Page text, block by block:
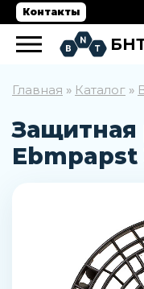
Контакты
Главная » Каталог »
Защитная
Ebmpapst